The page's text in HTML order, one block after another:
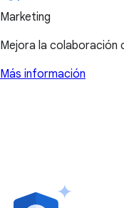
Marketing
Mejora la colaboración
Más información